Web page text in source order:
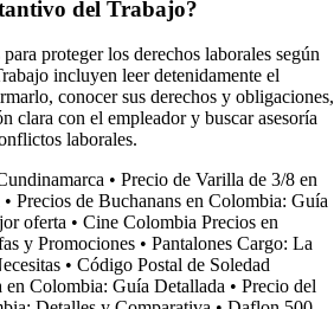
del Trabajo?
proteger los derechos laborales según
incluyen leer detenidamente el
conocer sus derechos y obligaciones,
clara con el empleador y buscar asesoría
laborales.
• Precio de Varilla de 3/8 en
• Precios de Buchanans en Colombia: Guía
oferta • Cine Colombia Precios en
y Promociones • Pantalones Cargo: La
• Código Postal de Soledad
en Colombia: Guía Detallada • Precio del